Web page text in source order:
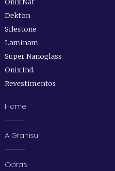
Onix Nat
Dekton
Silestone
Laminam
Super Nanoglass
Onix Ind.
Revestimentos
Home
A Granisul
Obras